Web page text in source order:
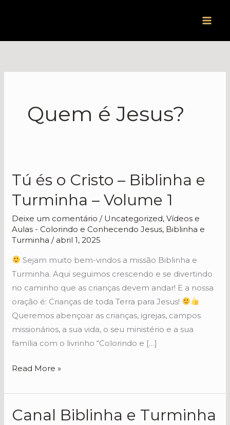
Quem é Jesus?
Tú és o Cristo – Biblinha e
Turminha – Volume 1
Deixe um comentário / Uncategorized,Vídeos e
Aulas - Colorindo e Conhecendo Jesus, Biblinha e
Turminha / abril 1, 2025
Sejam muito bem-vindos a missão Biblinha e
Turminha. Aqui seguimos crescendo e se divertindo
no caminho que as crianças devem andar! E a nossa
oração é: Crianças de toda Terra para Jesus!
Queremos abençoar as crianças, igrejas, campos
missionários, a sua vida, o seu ministério e a sua
família com o livrinho “Colorindo e […]
Tú
o
Cristo
–
Biblinha
e
Turminha
–
Volume
1
Read More »
Canal Biblinha e Turminha
Canal